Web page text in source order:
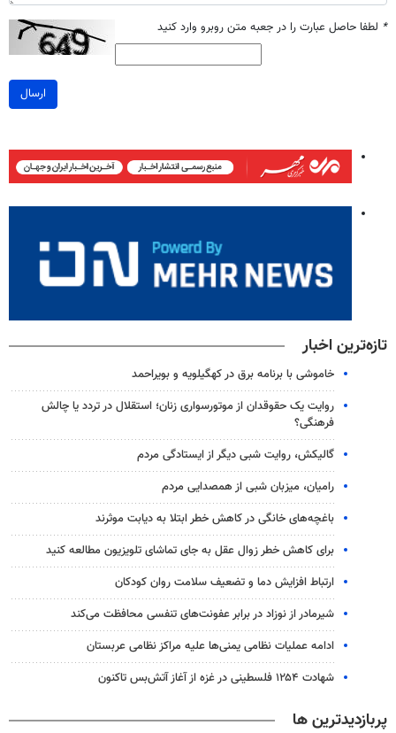
* لطفا حاصل عبارت را در جعبه متن روبرو وارد کنید
ارسال
تازه‌ترین اخبار
خاموشی با برنامه برق در کهگیلویه و بویراحمد
روایت یک حقوقدان از موتورسواری زنان؛ استقلال در تردد یا چالش
فرهنگی؟
گالیکش، روایت شبی دیگر از ایستادگی مردم
رامیان، میزبان شبی از همصدایی مردم
باغچه‌های خانگی در کاهش خطر ابتلا به دیابت موثرند
برای کاهش خطر زوال عقل به جای تماشای تلویزیون مطالعه کنید
ارتباط افزایش دما و تضعیف سلامت روان کودکان
شیرمادر از نوزاد در برابر عفونت‌های تنفسی محافظت می‌کند
ادامه عملیات نظامی یمنی‌ها علیه مراکز نظامی عربستان
شهادت ۱۲۵۴ فلسطینی در غزه از آغاز آتش‌بس تاکنون
پربازدیدترین ها